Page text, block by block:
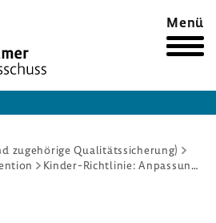
Menü
zugehörige Qualitätssicherung)
Kinder-Richtlinie: Anpassung in Folge des Beschlusses zur Neufassung der Richtlinie zur zahnärztlichen Früherkennung